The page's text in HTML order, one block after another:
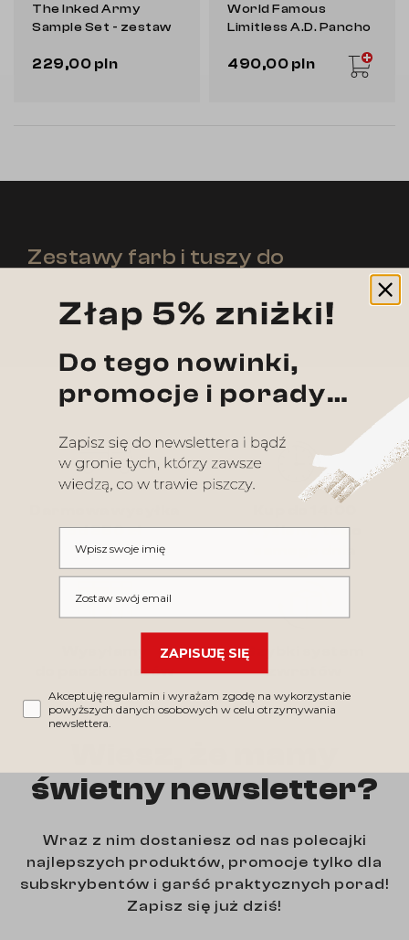
The Inked Army
Sample Set - zestaw
229,00 pln
World Famous
Limitless A.D. Pancho
ml] - zestaw farb do
490,00 pln
Zestawy farb i tuszy do
od 350 zł
wyślemy tego
do paczkomatów
Szybki system
zwrotów
świetny newsletter?
Wraz z nim dostaniesz od nas polecajki
najlepszych produktów, promocje tylko dla
subskrybentów i garść praktycznych porad!
Zapisz się już dziś!
ZAPISUJĘ SIĘ
Akceptuję regulamin i wyrażam zgodę na wykorzystanie
powyższych danych osobowych w celu otrzymywania
newslettera.